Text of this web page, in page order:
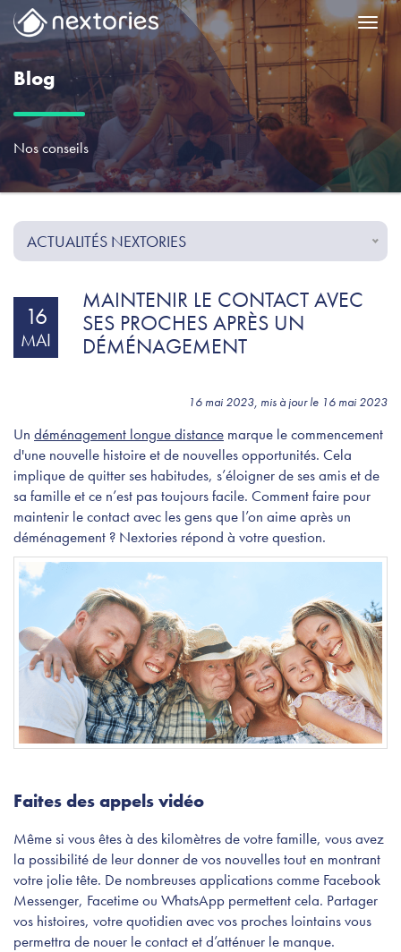
Blog
Nos conseils
ACTUALITÉS NEXTORIES
16
MAI
MAINTENIR LE CONTACT AVEC
SES PROCHES APRÈS UN
DÉMÉNAGEMENT
16 mai 2023, mis à jour le 16 mai 2023
Un déménagement longue distance marque le commencement
d'une nouvelle histoire et de nouvelles opportunités. Cela
implique de quitter ses habitudes, s’éloigner de ses amis et de
sa famille et ce n’est pas toujours facile. Comment faire pour
maintenir le contact avec les gens que l’on aime après un
déménagement ? Nextories répond à votre question.
Faites des appels vidéo
Même si vous êtes à des kilomètres de votre famille, vous avez
la possibilité de leur donner de vos nouvelles tout en montrant
votre jolie tête. De nombreuses applications comme Facebook
Messenger, Facetime ou WhatsApp permettent cela. Partager
vos histoires, votre quotidien avec vos proches lointains vous
permettra de nouer le contact et d’atténuer le manque.